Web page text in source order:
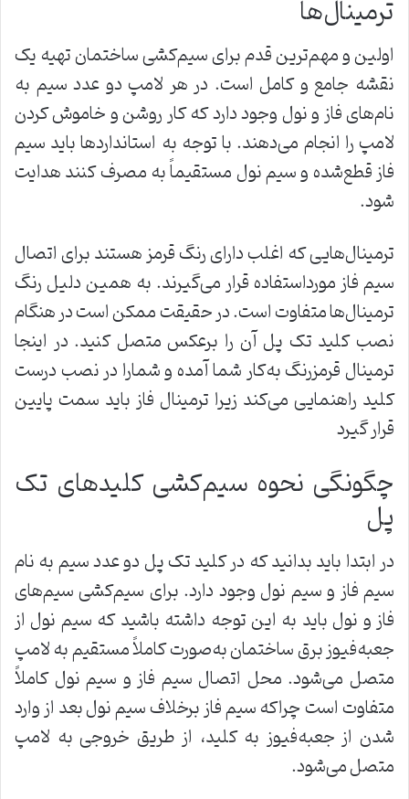
ترمینال‌ها
اولین و مهم‌ترین قدم برای سیم‌کشی ساختمان تهیه یک
نقشه جامع و کامل است. در هر لامپ دو عدد سیم به
نام‌های فاز و نول وجود دارد که کار روشن و خاموش کردن
لامپ را انجام می‌دهند. با توجه به استانداردها باید سیم
فاز قطع‌شده و سیم نول مستقیماً به مصرف کنند هدایت
شود.
ترمینال‌هایی که اغلب دارای رنگ قرمز هستند برای اتصال
سیم فاز مورداستفاده قرار می‌گیرند. به همین دلیل رنگ
ترمینال‌ها متفاوت است. در حقیقت ممکن است در هنگام
نصب کلید تک پل آن را برعکس متصل کنید. در اینجا
ترمینال قرمزرنگ به‌کار شما آمده و شمارا در نصب درست
کلید راهنمایی می‌کند زیرا ترمینال فاز باید سمت پایین
قرار گیرد
چگونگی نحوه سیم‌کشی کلیدهای تک
پل
در ابتدا باید بدانید که در کلید تک پل دو عدد سیم به نام
سیم فاز و سیم نول وجود دارد. برای سیم‌کشی سیم‌های
فاز و نول باید به این توجه داشته باشید که سیم نول از
جعبه‌فیوز برق ساختمان به‌صورت کاملاً مستقیم به لامپ
متصل می‌شود. محل اتصال سیم فاز و سیم نول کاملاً
متفاوت است چراکه سیم فاز برخلاف سیم نول بعد از وارد
شدن از جعبه‌فیوز به کلید، از طریق خروجی به لامپ
متصل می‌شود.